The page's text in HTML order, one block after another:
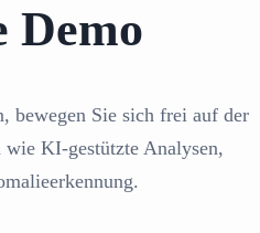
Demo
bewegen Sie sich frei auf der
KI-gestützte Analysen,